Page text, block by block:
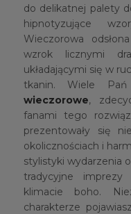
do delikatnej palety
hipnotyzujące
Wieczorowa
wzrok licznymi
układającymi się w
tkanin. Wiele
wieczorowe,
fanami tego
prezentowały się
okolicznościach i
stylistyki wydarzenia
tradycyjne
klimacie boho.
charakterze